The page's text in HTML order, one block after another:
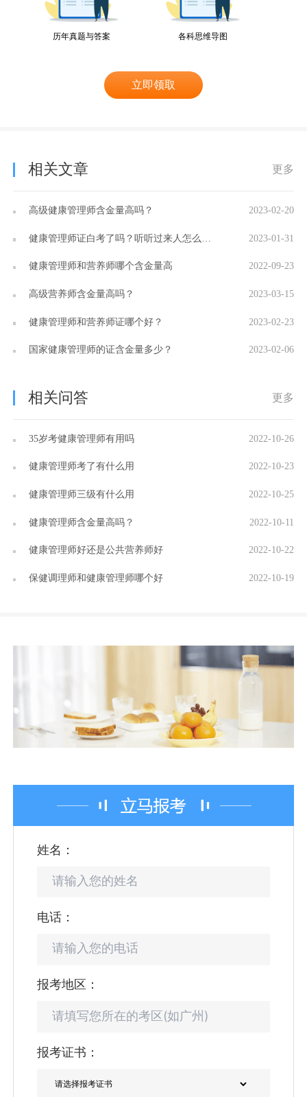
历年真题与答案 各科思维导图
立即领取
相关文章 更多
高级健康管理师含金量高吗？ 2023-02-20
健康管理师证白考了吗？听听过来人怎么说！ 2023-01-31
健康管理师和营养师哪个含金量高 2022-09-23
高级营养师含金量高吗？ 2023-03-15
健康管理师和营养师证哪个好？ 2023-02-23
国家健康管理师的证含金量多少？ 2023-02-06
相关问答 更多
35岁考健康管理师有用吗 2022-10-26
健康管理师考了有什么用 2022-10-23
健康管理师三级有什么用 2022-10-25
健康管理师含金量高吗？ 2022-10-11
健康管理师好还是公共营养师好 2022-10-22
保健调理师和健康管理师哪个好 2022-10-19
姓名：
电话：
报考地区：
报考证书：